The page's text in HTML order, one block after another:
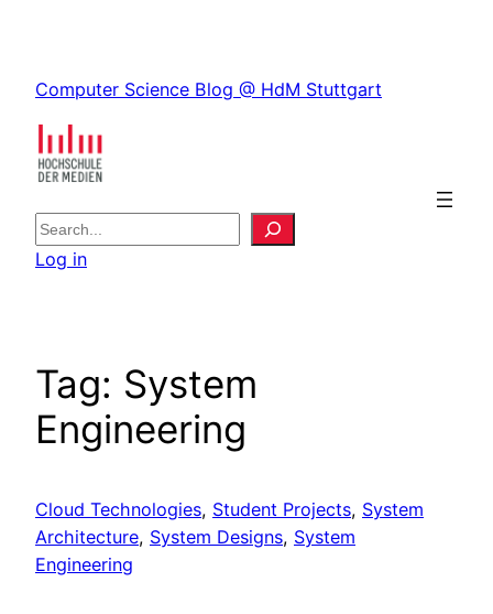
content
Computer Science Blog @ HdM Stuttgart
S
e
Log in
Tag: System
Engineering
Cloud Technologies, Student Projects, System
Architecture, System Designs, System
Engineering